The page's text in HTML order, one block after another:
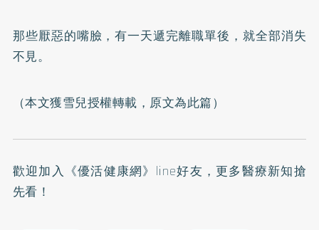
那些厭惡的嘴臉，有一天遞完離職單後，就全部消失
不見。
（本文獲雪兒授權轉載，原文為此篇）
歡迎加入 《優活健康網》line好友 ，更多醫療新知搶
先看！